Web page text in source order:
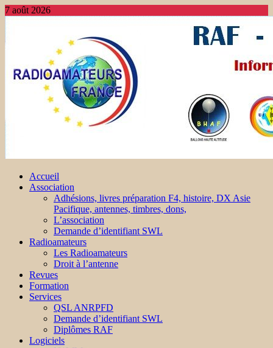
7 août 2026
Accueil
Association
Adhésions, livres préparation F4, histoire, DX Asie
Pacifique, antennes, timbres, dons,
L’association
Demande d’identifiant SWL
Radioamateurs
Les Radioamateurs
Droit à l’antenne
Revues
Formation
Services
QSL ANRPFD
Demande d’identifiant SWL
Diplômes RAF
Logiciels